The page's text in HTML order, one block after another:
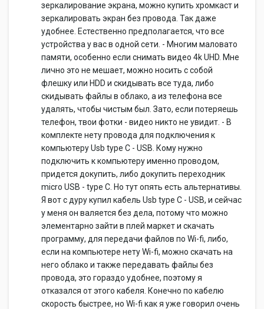
зеркалирование экрана, можно купить хромкаст и
зеркалировать экран без провода. Так даже
удобнее. Естественно предполагается, что все
устройства у вас в одной сети. - Многим маловато
памяти, особенно если снимать видео 4k UHD. Мне
лично это не мешает, можно носить с собой
флешку или HDD и скидывать все туда, либо
скидывать файлы в облако, а из телефона все
удалять, чтобы чистым был. Зато, если потеряешь
телефон, твои фотки - видео никто не увидит. - В
комплекте нету провода для подключения к
компьютеру Usb type C - USB. Кому нужно
подключить к компьютеру именно проводом,
придется докупить, либо докупить переходник
micro USB - type C. Но тут опять есть альтернативы.
Я вот с дуру купил кабель Usb type C - USB, и сейчас
у меня он валяется без дела, потому что можно
элементарно зайти в плей маркет и скачать
программу, для передачи файлов по Wi-fi, либо,
если на компьютере нету Wi-fi, можно скачать на
него облако и также передавать файлы без
провода, это гораздо удобнее, поэтому я
отказался от этого кабеля. Конечно по кабелю
скорость быстрее, но Wi-fi как я уже говорил очень